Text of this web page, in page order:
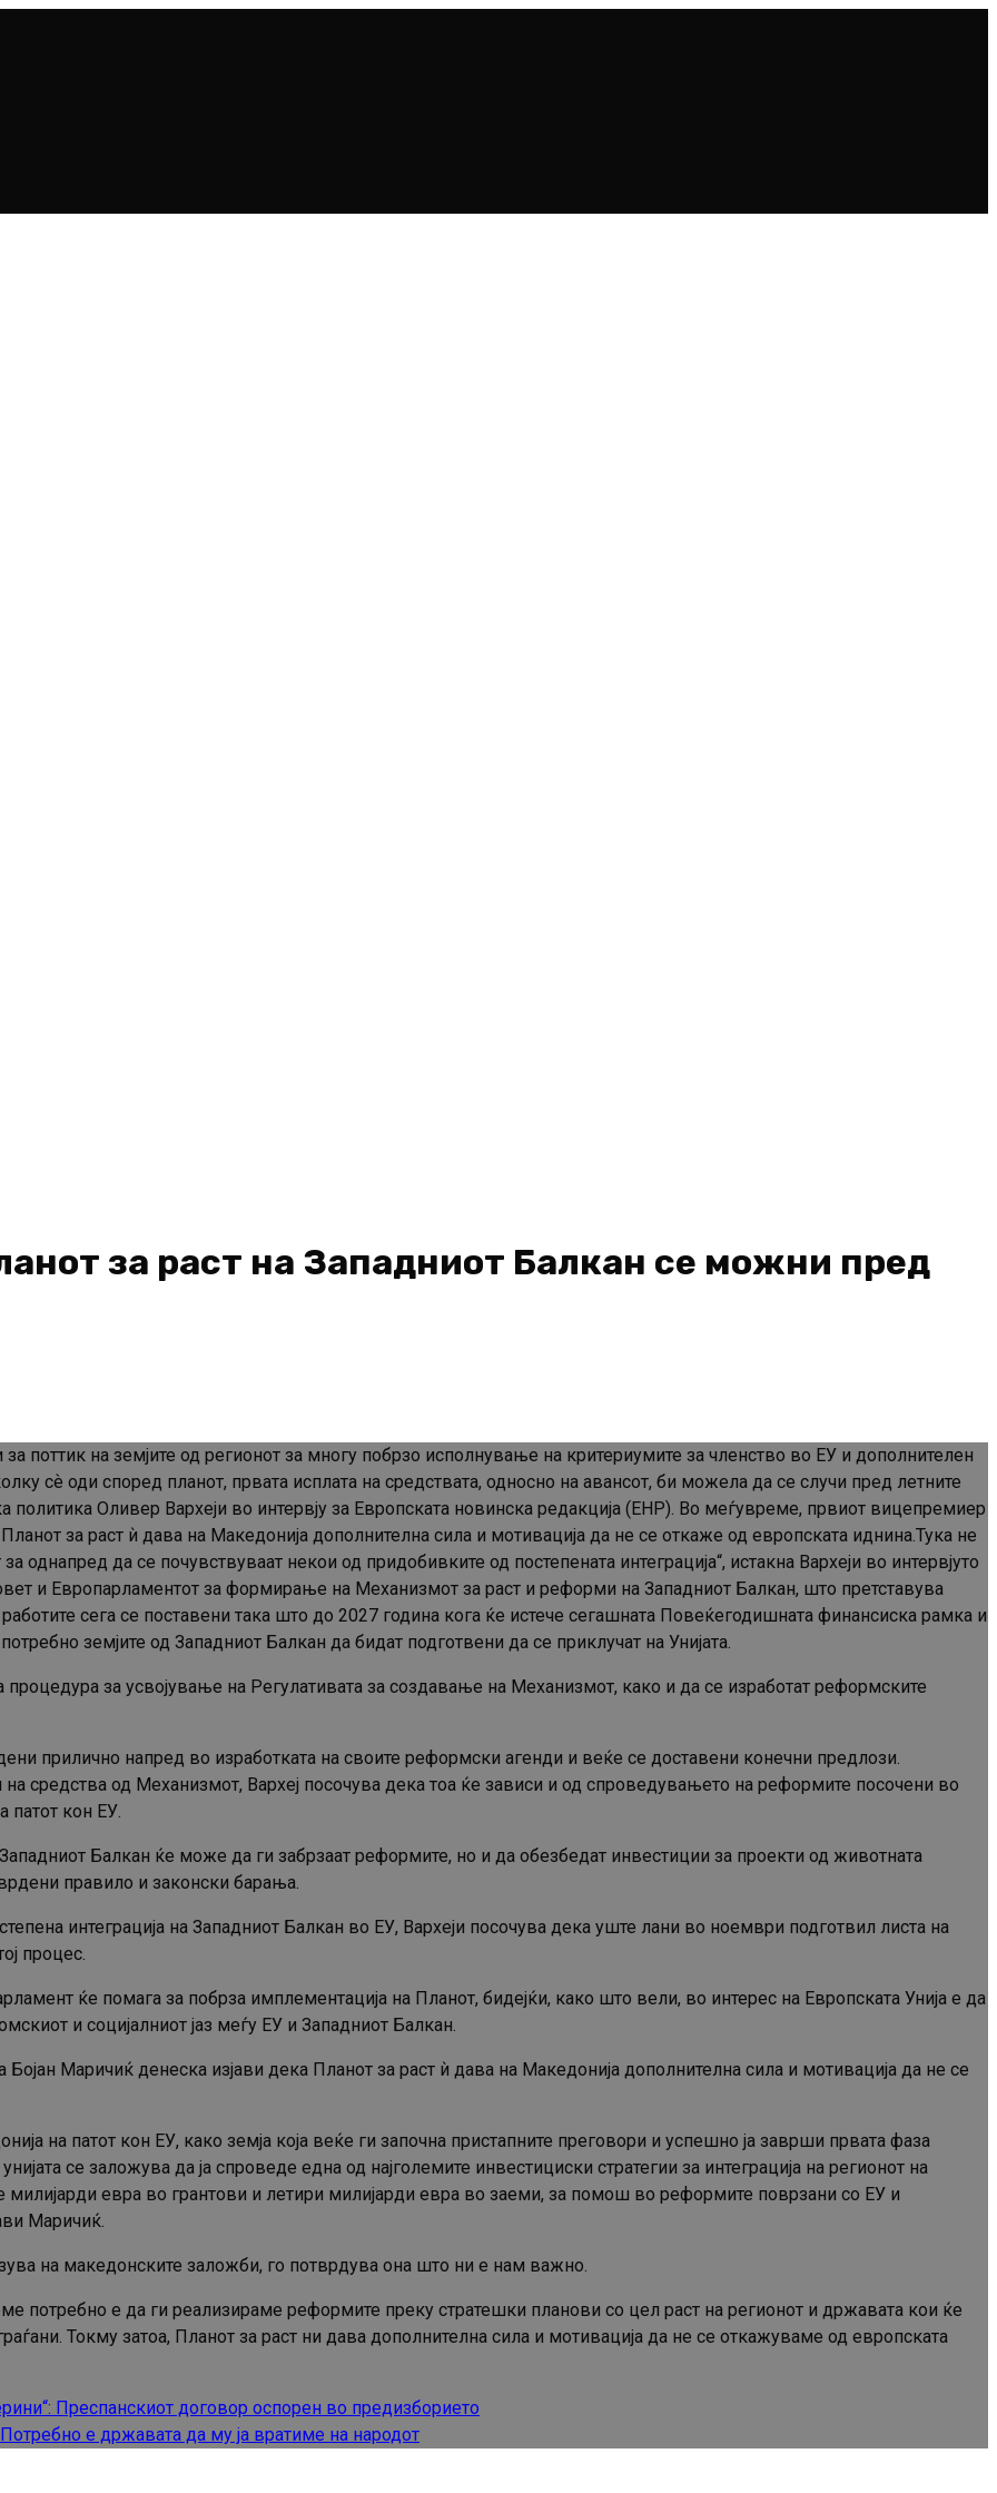
за раст на Западниот Балкан се можни пред
поттик на земјите од регионот за многу побрзо исполнување на критериумите за членство во ЕУ и дополнителен
сѐ оди според планот, првата исплата на средствата, односно на авансот, би можела да се случи пред летните
Оливер Вархеји во интервју за Европската новинска редакција (ЕНР). Во меѓувреме, првиот вицепремиер
за раст ѝ дава на Македонија дополнителна сила и мотивација да не се откаже од европската иднина.Тука не
да се почувствуваат некои од придобивките од постепената интеграција“, истакна Вархеји во интервјуто
и Европарламентот за формирање на Механизмот за раст и реформи на Западниот Балкан, што претставува
сега се поставени така што до 2027 година кога ќе истече сегашната Повеќегодишната финансиска рамка и
земјите од Западниот Балкан да бидат подготвени да се приклучат на Унијата.
за усвојување на Регулативата за создавање на Механизмот, како и да се изработат реформските
прилично напред во изработката на своите реформски агенди и веќе се доставени конечни предлози.
средства од Механизмот, Вархеј посочува дека тоа ќе зависи и од спроведувањето на реформите посочени во
патот кон ЕУ.
Балкан ќе може да ги забрзаат реформите, но и да обезбедат инвестиции за проекти од животната
правило и законски барања.
интеграција на Западниот Балкан во ЕУ, Вархеји посочува дека уште лани во ноември подготвил листа на
процес.
ќе помага за побрза имплементација на Планот, бидејќи, како што вели, во интерес на Европската Унија е да
и социјалниот јаз меѓу ЕУ и Западниот Балкан.
Маричиќ денеска изјави дека Планот за раст ѝ дава на Македонија дополнителна сила и мотивација да не се
на патот кон ЕУ, како земја која веќе ги започна пристапните преговори и успешно ја заврши првата фаза
се заложува да ја спроведе една од најголемите инвестициски стратегии за интеграција на регионот на
милијарди евра во грантови и летири милијарди евра во заеми, за помош во реформите поврзани со ЕУ и
Маричиќ.
на македонските заложби, го потврдува она што ни е нам важно.
потребно е да ги реализираме реформите преку стратешки планови со цел раст на регионот и државата кои ќе
Токму затоа, Планот за раст ни дава дополнителна сила и мотивација да не се откажуваме од европската
Преспанскиот договор оспорен во предизборието
е државата да му ја вратиме на народот